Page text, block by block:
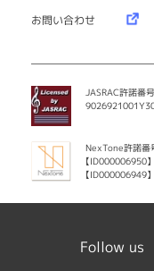
お問い合わせ
JASRAC許諾番
NexTone許諾番
【ID000006950】
【ID000006949】
Follow us